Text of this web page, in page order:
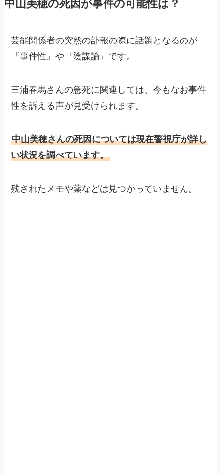
中山美穂の死因が事件の可能性は？
芸能関係者の突然の訃報の際に話題となるのが
『事件性』や『陰謀論』です。
三浦春馬さんの急死に関連しては、今もなお事件
性を訴える声が見受けられます。
中山美穂さんの死因については現在警視庁が詳し
い状況を調べています。
残されたメモや薬などは見つかっていません。